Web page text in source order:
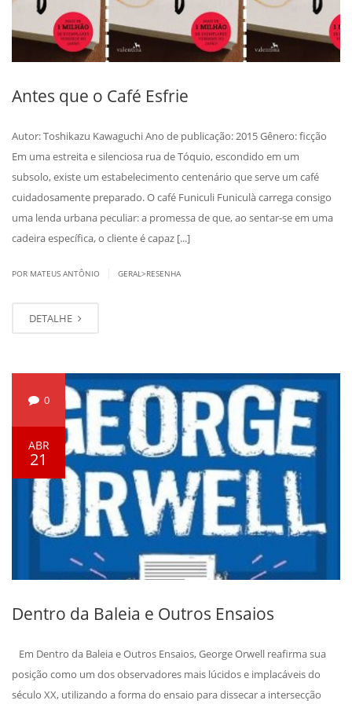
Antes que o Café Esfrie
Autor: Toshikazu Kawaguchi Ano de publicação: 2015 Gênero: ficção
Em uma estreita e silenciosa rua de Tóquio, escondido em um
subsolo, existe um estabelecimento centenário que serve um café
cuidadosamente preparado. O café Funiculi Funiculà carrega consigo
uma lenda urbana peculiar: a promessa de que, ao sentar-se em uma
cadeira específica, o cliente é capaz [...]
POR MATEUS ANTÔNIO GERAL>RESENHA
DETALHE
0
ABR
21
Dentro da Baleia e Outros Ensaios
Em Dentro da Baleia e Outros Ensaios, George Orwell reafirma sua
posição como um dos observadores mais lúcidos e implacáveis do
século XX, utilizando a forma do ensaio para dissecar a intersecção